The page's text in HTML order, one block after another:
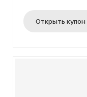
Открыть купон